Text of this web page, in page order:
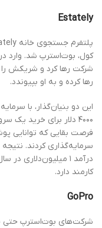
Estately
شرکت رها کرد و شریکش
رها کرده و به او بپیوندد.
این دو بنیان‌گذار، با
۴۰۰۰ دلار برای خرید
فرصت بقایی که توانایی
کارمند دارد.
GoPro
شرکت‌های بوت‌استرپ حتی